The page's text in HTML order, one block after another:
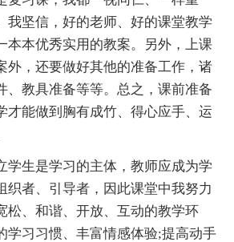
我坚信，好的老师、好的课堂教学
本本优秀实用的教案。另外，上课
外，还要做好其他的准备工作，诸
、教具准备等等。总之，课前准备
才能做到胸有成竹、得心应手、运
学生是学习的主体，教师应成为学
织者、引导者，因此课堂中我努力
松、和谐、开放、互动的教学环
学习习惯、丰富情感体验;提高动手